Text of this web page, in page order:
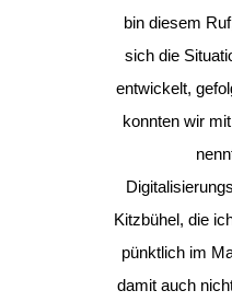
bin diesem
sich die
entwickelt,
konnten wir mit
Kitzbühel, die
pünktlich im
damit auch